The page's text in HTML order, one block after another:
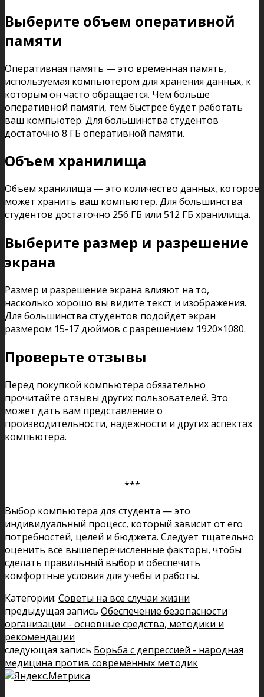
Выберите объем оперативной
памяти
Оперативная память — это временная память,
используемая компьютером для хранения данных, к
которым он часто обращается. Чем больше
оперативной памяти, тем быстрее будет работать
ваш компьютер. Для большинства студентов
достаточно 8 ГБ оперативной памяти.
Объем хранилища
Объем хранилища — это количество данных, которое
может хранить ваш компьютер. Для большинства
студентов достаточно 256 ГБ или 512 ГБ хранилища.
Выберите размер и разрешение
экрана
Размер и разрешение экрана влияют на то,
насколько хорошо вы видите текст и изображения.
Для большинства студентов подойдет экран
размером 15-17 дюймов с разрешением 1920×1080.
Проверьте отзывы
Перед покупкой компьютера обязательно
прочитайте отзывы других пользователей. Это
может дать вам представление о
производительности, надежности и других аспектах
компьютера.
***
Выбор компьютера для студента — это
индивидуальный процесс, который зависит от его
потребностей, целей и бюджета. Следует тщательно
оценить все вышеперечисленные факторы, чтобы
сделать правильный выбор и обеспечить
комфортные условия для учебы и работы.
Категории: Советы на все случаи жизни
предыдущая запись Обеспечение безопасности
организации - основные средства, методики и
рекомендации
следующая запись Борьба с депрессией - народная
медицина против современных методик